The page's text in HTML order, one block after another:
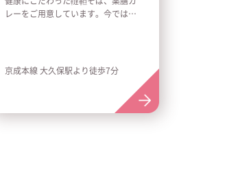
レーをご用意しています。今では少
用されている安全な水で淹れる美味
京成本線 大久保駅より徒歩7分